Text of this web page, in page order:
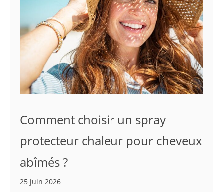
Comment choisir un spray
protecteur chaleur pour cheveux
abîmés ?
25 juin 2026